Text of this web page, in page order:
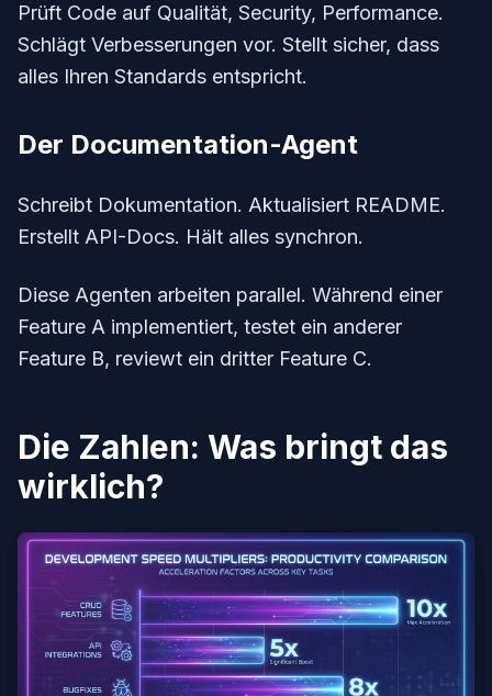
Prüft Code auf Qualität, Security, Performance.
Schlägt Verbesserungen vor. Stellt sicher, dass
alles Ihren Standards entspricht.
Der Documentation-Agent
Schreibt Dokumentation. Aktualisiert README.
Erstellt API-Docs. Hält alles synchron.
Diese Agenten arbeiten parallel. Während einer
Feature A implementiert, testet ein anderer
Feature B, reviewt ein dritter Feature C.
Die Zahlen: Was bringt das
wirklich?